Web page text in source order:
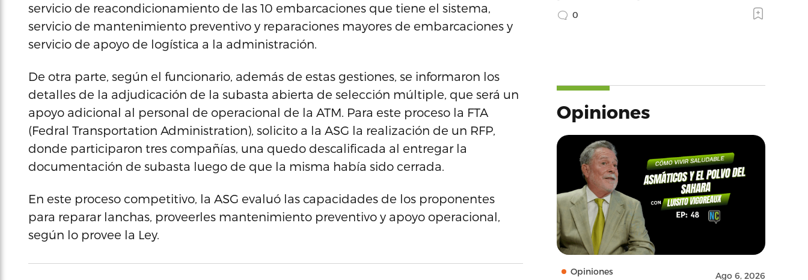
servicio de reacondicionamiento de las 10 embarcaciones que tiene el sistema,
servicio de mantenimiento preventivo y reparaciones mayores de embarcaciones y
servicio de apoyo de logística a la administración.
De otra parte, según el funcionario, además de estas gestiones, se informaron los
detalles de la adjudicación de la subasta abierta de selección múltiple, que será un
apoyo adicional al personal de operacional de la ATM. Para este proceso la FTA
(Fedral Transportation Administration), solicito a la ASG la realización de un RFP,
donde participaron tres compañías, una quedo descalificada al entregar la
documentación de subasta luego de que la misma había sido cerrada.
En este proceso competitivo, la ASG evaluó las capacidades de los proponentes
para reparar lanchas, proveerles mantenimiento preventivo y apoyo operacional,
según lo provee la Ley.
0
Opiniones
Opiniones Ago 6, 2026